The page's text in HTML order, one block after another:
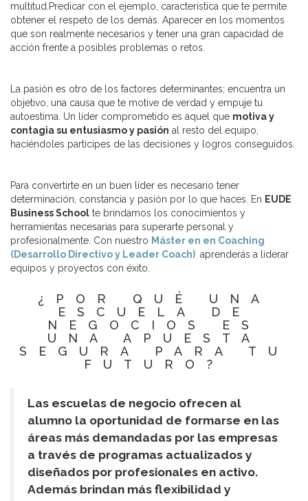
multitud.Predicar con el ejemplo, característica que te permite
obtener el respeto de los demás. Aparecer en los momentos
que son realmente necesarios y tener una gran capacidad de
acción frente a posibles problemas o retos.
La pasión es otro de los factores determinantes; encuentra un
objetivo, una causa que te motive de verdad y empuje tu
autoestima. Un líder comprometido es aquel que motiva y
contagia su entusiasmo y pasión al resto del equipo,
haciéndoles participes de las decisiones y logros conseguidos.
Para convertirte en un buen líder es necesario tener
determinación, constancia y pasión por lo que haces. En EUDE
Business School te brindamos los conocimientos y
herramientas necesarias para superarte personal y
profesionalmente. Con nuestro Máster en en Coaching
(Desarrollo Directivo y Leader Coach) aprenderás a liderar
equipos y proyectos con éxito.
¿POR QUÉ UNA
ESCUELA DE
NEGOCIOS ES
UNA APUESTA
SEGURA PARA TU
FUTURO?
Las escuelas de negocio ofrecen al
alumno la oportunidad de formarse en las
áreas más demandadas por las empresas
a través de programas actualizados y
diseñados por profesionales en activo.
Además brindan más flexibilidad y